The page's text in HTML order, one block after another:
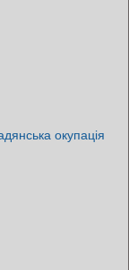
окупація